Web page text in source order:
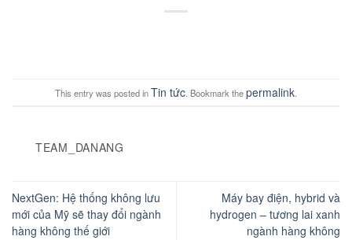
This entry was posted inTin tức . Bookmark thepermalink
TEAM_DANANG
NextGen: Hệ thống không lưu
mới của Mỹ sẽ thay đổi ngành
hàng không thế giới
Máy bay điện, hybrid và
hydrogen – tương lai xanh
ngành hàng không